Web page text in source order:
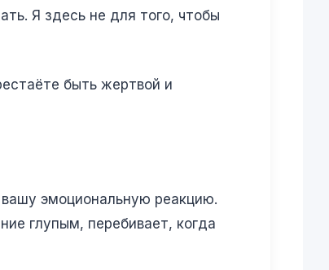
Я здесь не для того, чтобы
быть жертвой и
эмоциональную реакцию.
глупым, перебивает, когда